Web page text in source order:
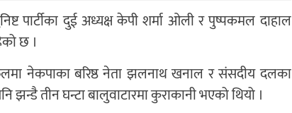
पार्टीका दुई अध्यक्ष केपी शर्मा ओली र पुष्पकमल दाहाल
छ ।
नेकपाका बरिष्ठ नेता झलनाथ खनाल र संसदीय दलका
तीन घन्टा बालुवाटारमा कुराकानी भएको थियो ।